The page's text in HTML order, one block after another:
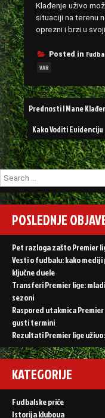
Klađenje uživo
situaciji na terenu
oprezni i brzi u
Posted in
VAR
Post
navigation
Prednosti I Mane
Kako Voditi
for:
POSLEDNJE
Pet razloga zašto Premier
Vesti o fudbalu: kako
ključne duele
Transferi Premier lige:
sezoni
Raspored utakmica
gusti termini
Rezultati Premier lige
KATEGORIJE
Fudbalske priče
Istorija klubova